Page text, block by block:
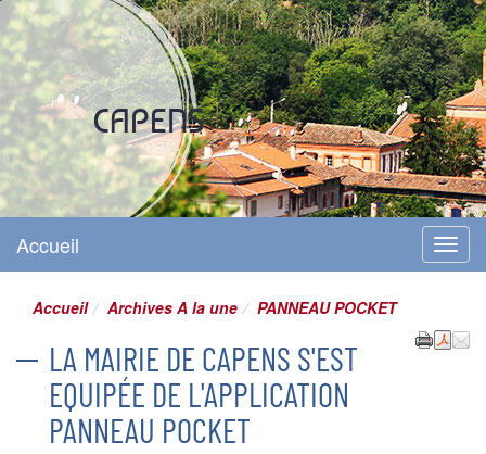
CAPENS
Site officiel
Menu
Accueil
Accueil Archives A la une PANNEAU POCKET
LA MAIRIE DE CAPENS S'EST
EQUIPÉE DE L'APPLICATION
PANNEAU POCKET